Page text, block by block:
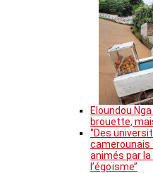
Eloundou
brouette,
‘’Des
camerounais
animés par
l’égoïsme’’